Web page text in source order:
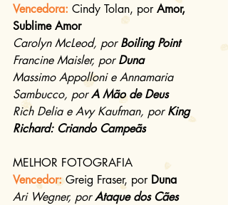
Vencedora: Cindy Tolan, por Amor,
Sublime Amor
Carolyn McLeod, por Boiling Point
Francine Maisler, por Duna
Massimo Appolloni e Annamaria
Sambucco, por A Mão de Deus
Rich Delia e Avy Kaufman, por King
Richard: Criando Campeãs
MELHOR FOTOGRAFIA
Vencedor: Greig Fraser, por Duna
Ari Wegner, por Ataque dos Cães